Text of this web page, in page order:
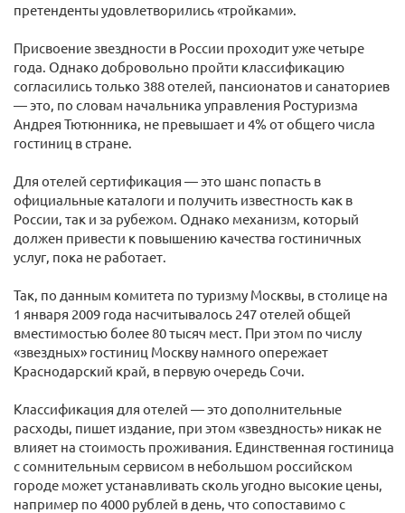
претенденты удовлетворились «тройками».
Присвоение звездности в России проходит уже четыре
года. Однако добровольно пройти классификацию
согласились только 388 отелей, пансионатов и санаториев
— это, по словам начальника управления Ростуризма
Андрея Тютюнника, не превышает и 4% от общего числа
гостиниц в стране.
Для отелей сертификация — это шанс попасть в
официальные каталоги и получить известность как в
России, так и за рубежом. Однако механизм, который
должен привести к повышению качества гостиничных
услуг, пока не работает.
Так, по данным комитета по туризму Москвы, в столице на
1 января 2009 года насчитывалось 247 отелей общей
вместимостью более 80 тысяч мест. При этом по числу
«звездных» гостиниц Москву намного опережает
Краснодарский край, в первую очередь Сочи.
Классификация для отелей — это дополнительные
расходы, пишет издание, при этом «звездность» никак не
влияет на стоимость проживания. Единственная гостиница
с сомнительным сервисом в небольшом российском
городе может устанавливать сколь угодно высокие цены,
например по 4000 рублей в день, что сопоставимо с